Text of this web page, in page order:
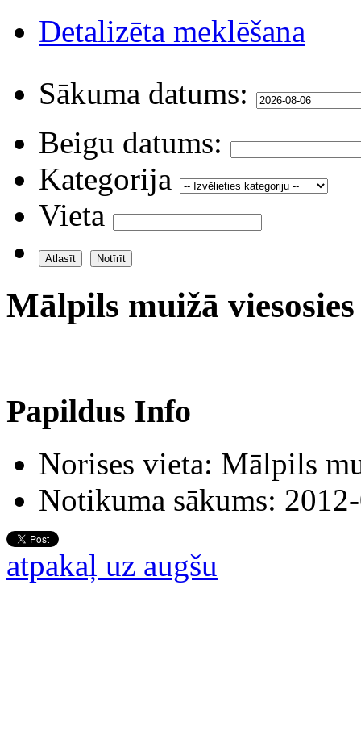
Detalizēta meklēšana
Sākuma datums:
Beigu datums:
Kategorija
Vieta
Mālpils muižā
Papildus Info
Norises vieta: Mālpils
Notikuma sākums:
atpakaļ uz augšu